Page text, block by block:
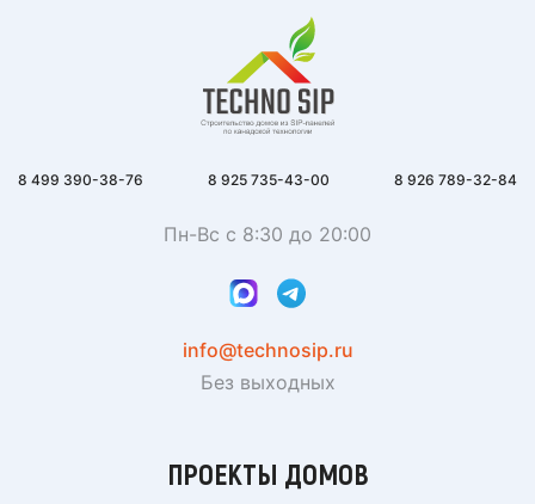
8 499 390-38-76 8 925 735-43-00 8 926 789-32-84
Пн-Вс с 8:30 до 20:00
info@technosip.ru
Без выходных
ПРОЕКТЫ ДОМОВ